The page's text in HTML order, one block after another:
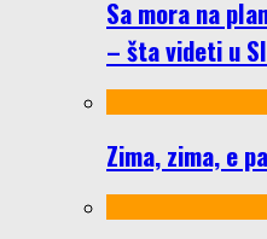
Sa mora na
– šta videti u
Zima, zima, e